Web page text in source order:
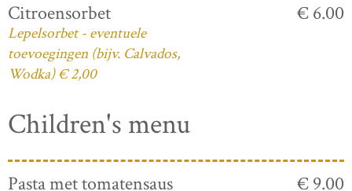
Citroensorbet
Lepelsorbet - eventuele
toevoegingen (bijv. Calvados,
Wodka) € 2,00
€ 6.00
Children's menu
Pasta met tomatensaus € 9.00